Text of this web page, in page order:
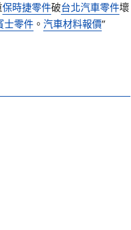
保時捷零件破台北汽車零件壞
士零件 。 汽車材料報價”